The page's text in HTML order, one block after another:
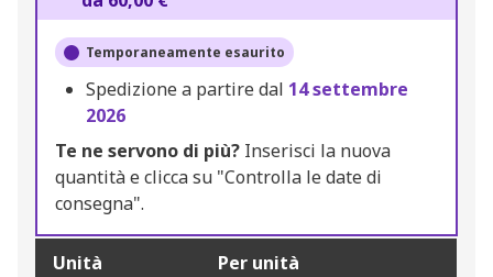
Temporaneamente esaurito
Spedizione a partire dal 14 settembre
2026
Te ne servono di più? Inserisci la nuova
quantità e clicca su "Controlla le date di
consegna".
Unità Per unità